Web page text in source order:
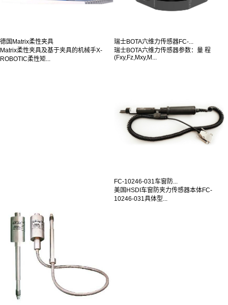
德国Matrix柔性夹具
Matrix柔性夹具及基于夹具的机械手X-
ROBOTIC柔性矩...
瑞士BOTA六维力传感器FC-...
瑞士BOTA六维力传感器参数：量 程
(Fxy,Fz,Mxy,M...
FC-10246-031车窗防...
美国HSDI车窗防夹力传感器本体FC-
10246-031具体型...